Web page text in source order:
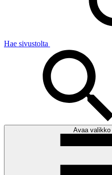
Hae sivustolta
Avaa valikko